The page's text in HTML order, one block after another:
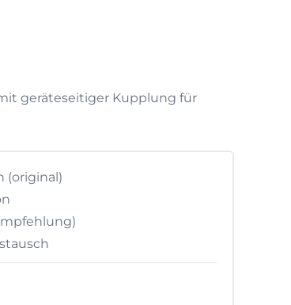
geräteseitiger Kupplung für
(original)